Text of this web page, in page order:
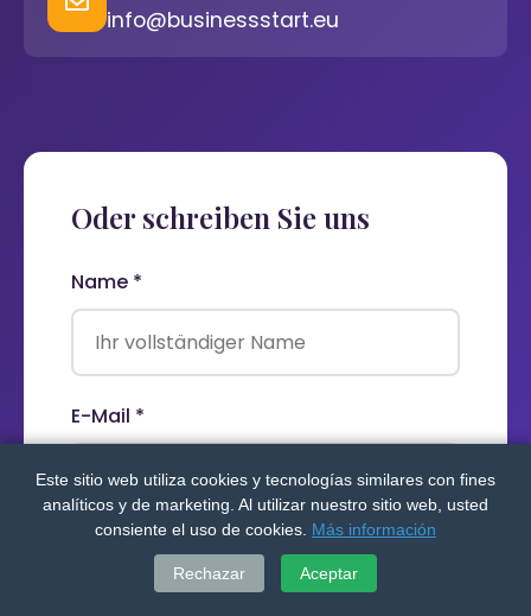
info@businessstart.eu
Oder schreiben Sie uns
Name *
E-Mail *
Telefon (für Rückruf)
Este sitio web utiliza cookies y tecnologías similares con fines
analíticos y de marketing. Al utilizar nuestro sitio web, usted
consiente el uso de cookies. Más información
Rechazar Aceptar